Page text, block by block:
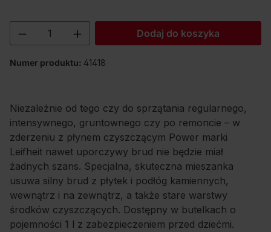
Ilość produktu: Wprowadź żądaną
Dodaj do koszyka
Numer produktu: 41418
Niezależnie od tego czy do sprzątania regularnego,
intensywnego, gruntownego czy po remoncie – w
zderzeniu z płynem czyszczącym Power marki
Leifheit nawet uporczywy brud nie będzie miał
żadnych szans. Specjalna, skuteczna mieszanka
usuwa silny brud z płytek i podłóg kamiennych,
wewnątrz i na zewnątrz, a także stare warstwy
środków czyszczących. Dostępny w butelkach o
pojemności 1 l z zabezpieczeniem przed dziećmi.